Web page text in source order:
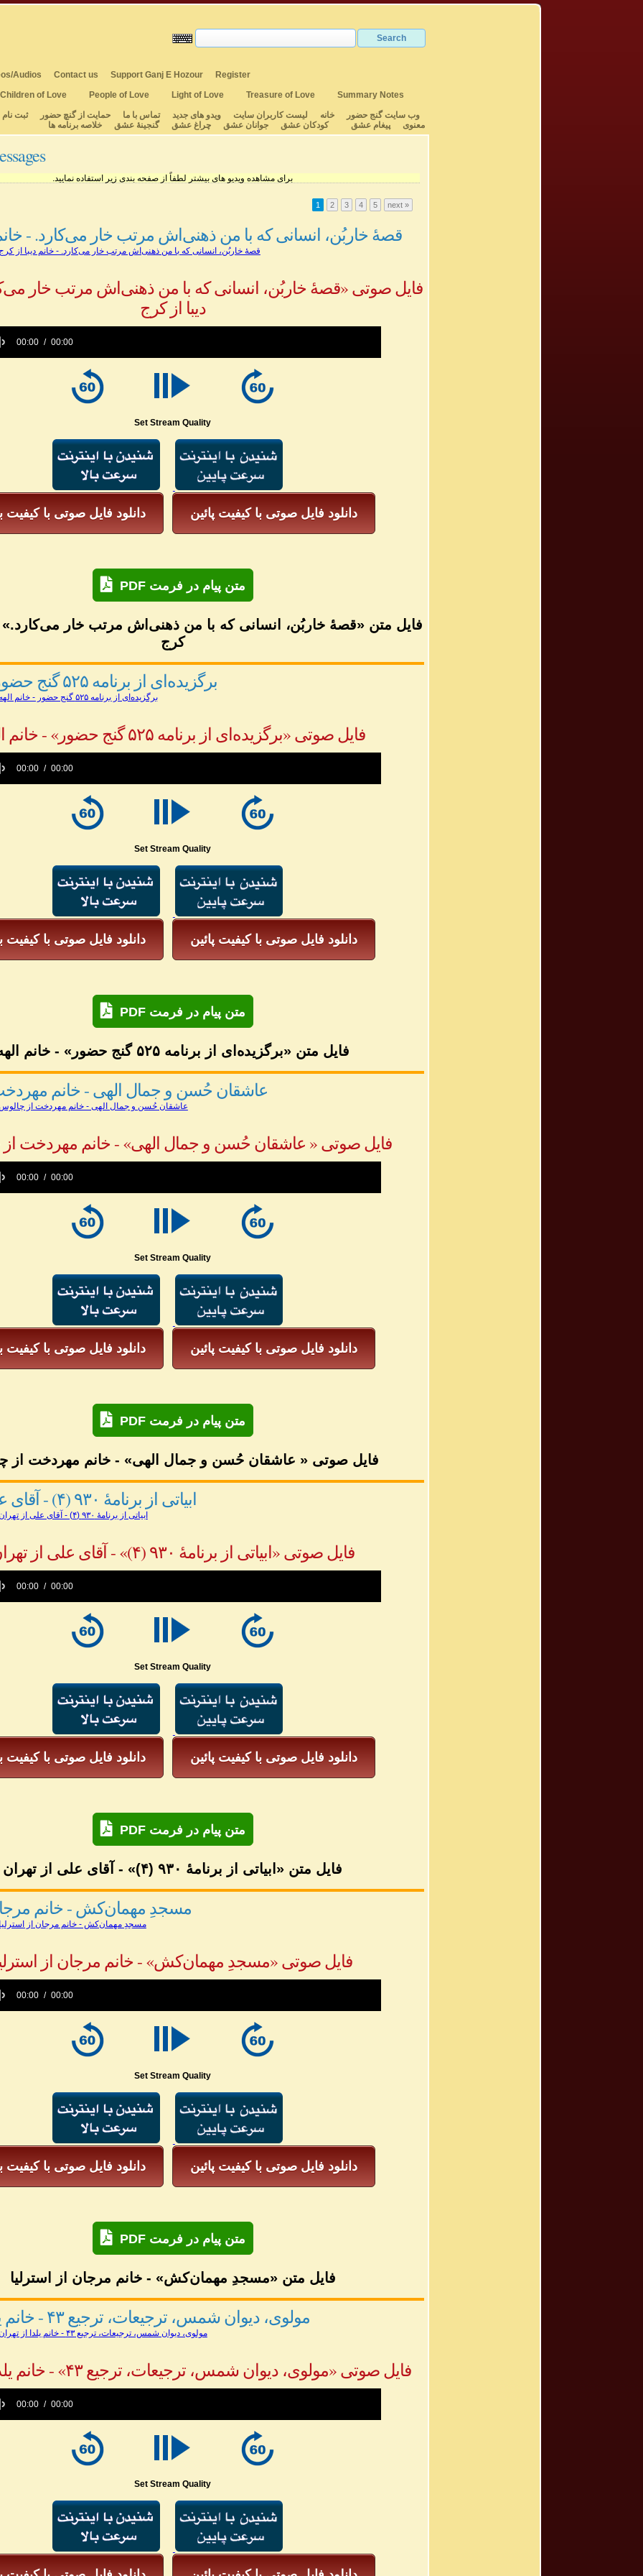
Audios Contact us Support Ganj E Hozour
Register
Children of Love People of Love Light of Love Treasure of Love
Summary Notes
وب سایت گنج حضور
خانه لیست کاربران سایت ویدو های جدید تماس با ما حمایت از گنچ حضور ثبت نام
معنوی
پیغام عشق کودکان عشق جوانان عشق چراغ عشق گنجینهٔ عشق خلاصه برنامه ها
برای مشاهده ویدیو های بیشتر لطفاً از صفحه بندی زیر استفاده نمایید.
1 2 3 4 5 next »
قصۀ خاربُن، انسانی که با من ذهنی‌اش مرتب خار می‌کارد. - خانم
قصۀ خاربُن، انسانی که با من ذهنی‌اش مرتب خار می‌کارد. - خانم ‌دیبا از کرج
فایل صوتی «قصۀ خاربُن، انسانی که با من ذهنی‌اش مرتب خار
‌دیبا از کرج
00:00 00:00
Set Stream Quality
دانلود فایل صوتی با کیفیت دانلود فایل صوتی با کیفیت پائین
PDF متن پیام در فرمت
فایل متن «قصۀ خاربُن، انسانی که با من ذهنی‌اش مرتب خار می‌کارد.» -
کرج
برگزیده‌ای از برنامه ۵۲۵ گنج حضور - خانم الهه
برگزیده‌ای از برنامه ۵۲۵ گنج حضور - خانم الهه
فایل صوتی «برگزیده‌ای از برنامه ۵۲۵ گنج حضور» - خانم الهه
00:00 00:00
Set Stream Quality
دانلود فایل صوتی با کیفیت دانلود فایل صوتی با کیفیت پائین
PDF متن پیام در فرمت
فایل متن «برگزیده‌ای از برنامه ۵۲۵ گنج حضور» - خانم الهه
عاشقان حُسن و جمال الهی - خانم
عاشقان حُسن و جمال الهی - خانم مهردخت از
فایل صوتی « عاشقان حُسن و جمال الهی» - خانم مهردخت
00:00 00:00
Set Stream Quality
دانلود فایل صوتی با کیفیت دانلود فایل صوتی با کیفیت پائین
PDF متن پیام در فرمت
فایل صوتی « عاشقان حُسن و جمال الهی» - خانم مهردخت از
ابیاتی از برنامهٔ ۹۳۰ (۴) - آقای علی از تهران
ابیاتی از برنامهٔ ۹۳۰ (۴) - آقای علی از تهران
فایل صوتی «ابیاتی از برنامهٔ ۹۳۰ (۴)» - آقای علی از تهران
00:00 00:00
Set Stream Quality
دانلود فایل صوتی با کیفیت دانلود فایل صوتی با کیفیت پائین
PDF متن پیام در فرمت
فایل متن «ابیاتی از برنامهٔ ۹۳۰ (۴)» - آقای علی از تهران
مسجدِ مهمان‌کش - خانم مرجان
مسجدِ مهمان‌کش - خانم مرجان از استرلیا
فایل صوتی «مسجدِ مهمان‌کش» - خانم مرجان از
00:00 00:00
Set Stream Quality
دانلود فایل صوتی با کیفیت دانلود فایل صوتی با کیفیت پائین
PDF متن پیام در فرمت
فایل متن «مسجدِ مهمان‌کش» - خانم مرجان از استرلیا
مولوی، ديوان شمس، ترجیعات، ترجیع ۴۳ - خانم یلدا از تهران
مولوی، ديوان شمس، ترجیعات، ترجیع ۴۳ - خانم یلدا از تهران
فایل صوتی «مولوی، ديوان شمس، ترجیعات، ترجیع ۴۳» - خانم یلدا از تهران
00:00 00:00
Set Stream Quality